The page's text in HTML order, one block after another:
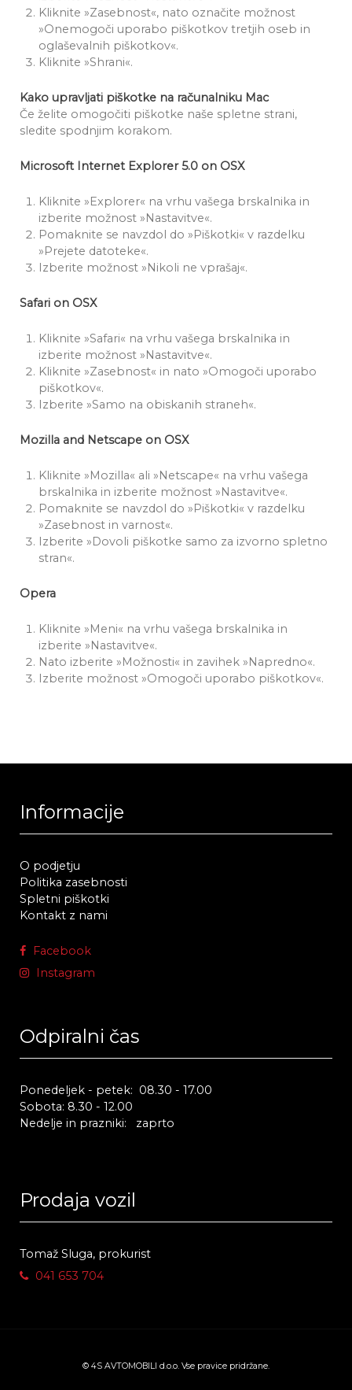
Kliknite »Zasebnost«, nato označite možnost
»Onemogoči uporabo piškotkov tretjih oseb in
oglaševalnih piškotkov«.
Kliknite »Shrani«.
Kako upravljati piškotke na računalniku Mac
Če želite omogočiti piškotke naše spletne strani,
sledite spodnjim korakom.
Microsoft Internet Explorer 5.0 on OSX
Kliknite »Explorer« na vrhu vašega brskalnika in
izberite možnost »Nastavitve«.
Pomaknite se navzdol do »Piškotki« v razdelku
»Prejete datoteke«.
Izberite možnost »Nikoli ne vprašaj«.
Safari on OSX
Kliknite »Safari« na vrhu vašega brskalnika in
izberite možnost »Nastavitve«.
Kliknite »Zasebnost« in nato »Omogoči uporabo
piškotkov«.
Izberite »Samo na obiskanih straneh«.
Mozilla and Netscape on OSX
Kliknite »Mozilla« ali »Netscape« na vrhu vašega
brskalnika in izberite možnost »Nastavitve«.
Pomaknite se navzdol do »Piškotki« v razdelku
»Zasebnost in varnost«.
Izberite »Dovoli piškotke samo za izvorno spletno
stran«.
Opera
Kliknite »Meni« na vrhu vašega brskalnika in
izberite »Nastavitve«.
Nato izberite »Možnosti« in zavihek »Napredno«.
Izberite možnost »Omogoči uporabo piškotkov«.
Informacije
O podjetju
Politika zasebnosti
Spletni piškotki
Kontakt z nami
Facebook
Instagram
Odpiralni čas
Ponedeljek - petek: 08.30 - 17.00
Sobota: 8.30 - 12.00
Nedelje in prazniki: zaprto
Prodaja vozil
Tomaž Sluga, prokurist
041 653 704
© 4S AVTOMOBILI d.o.o. Vse pravice pridržane.